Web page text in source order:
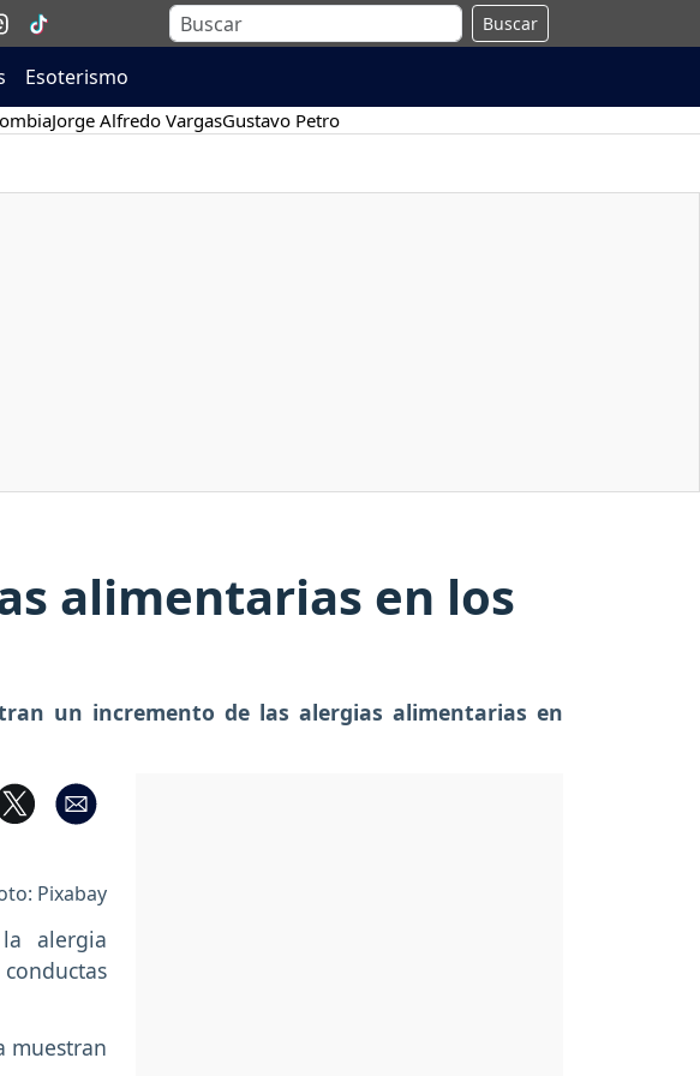
Buscar
Esoterismo
Jorge Alfredo VargasGustavo Petro
alimentarias en los
un incremento de las alergias alimentarias en
Pixabay
alergia
muestran